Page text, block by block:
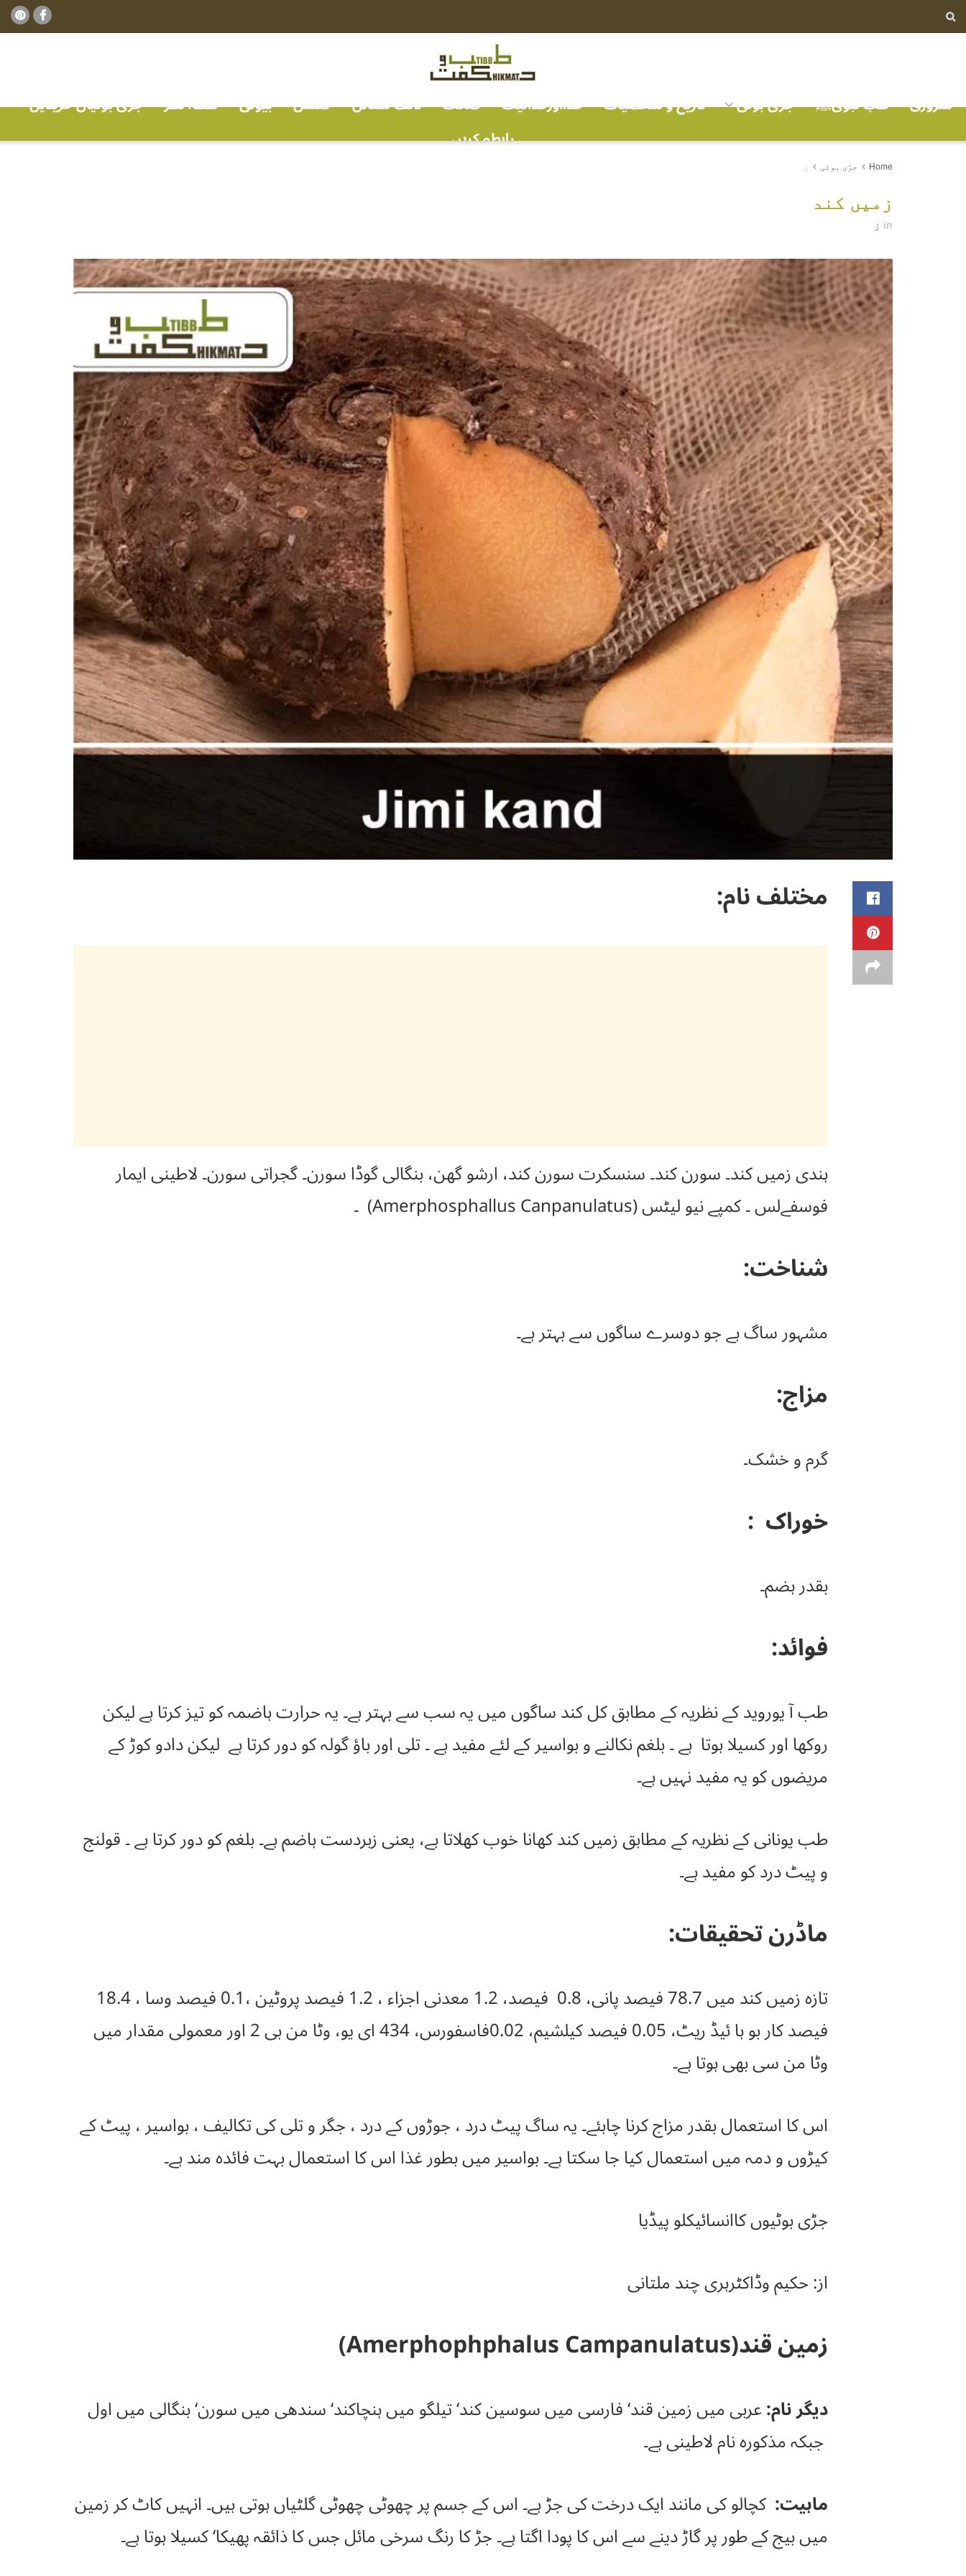
سرورق طب نبویﷺ جڑی بوٹی تاریخ و شخصیات غذااورغذائیت صحت لائف سٹائل فٹنس بیوٹی نقطہ نظر
جڑی بوٹیاں خریدیں
رابطہ کریں
Home جڑی بوٹی ز
زمیں کند
in ز
مختلف نام:
ہندی زمیں کند۔ سورن کند۔ سنسکرت سورن کند، ارشو گھن، بنگالی گوڈا سورن۔ گجراتی سورن۔ لاطینی ایمار
فوسفےلس ۔ کمپے نیو لیٹس (Amerphosphallus Canpanulatus) ۔
شناخت:
مشہور ساگ ہے جو دوسرے ساگوں سے بہتر ہے۔
مزاج:
گرم و خشک۔
خوراک :
بقدر ہضم۔
فوائد:
طب آ یوروید کے نظریہ کے مطابق کل کند ساگوں میں یہ سب سے بہتر ہے۔ یہ حرارت ہاضمہ کو تیز کرتا ہے لیکن
روکھا اور کسیلا ہوتا ہے ۔ بلغم نکالنے و بواسیر کے لئے مفید ہے ۔ تلی اور باؤ گولہ کو دور کرتا ہے لیکن دادو کوڑ کے
مریضوں کو یہ مفید نہیں ہے۔
طب یونانی کے نظریہ کے مطابق زمیں کند کھانا خوب کھلاتا ہے، یعنی زبردست ہاضم ہے۔ بلغم کو دور کرتا ہے ۔ قولنج
و پیٹ درد کو مفید ہے۔
ماڈرن تحقیقات:
تازہ زمیں کند میں 78.7 فیصد پانی، 0.8 فیصد، 1.2 معدنی اجزاء ، 1.2 فیصد پروٹین ،0.1 فیصد وسا ، 18.4
فیصد کار بو ہا ئیڈ ریٹ، 0.05 فیصد کیلشیم، 0.02فاسفورس، 434 ای یو، وٹا من بی 2 اور معمولی مقدار میں
وٹا من سی بھی ہوتا ہے۔
اس کا استعمال بقدر مزاج کرنا چاہئے۔ یہ ساگ پیٹ درد ، جوڑوں کے درد ، جگر و تلی کی تکالیف ، بواسیر ، پیٹ کے
کیڑوں و دمہ میں استعمال کیا جا سکتا ہے۔ بواسیر میں بطور غذا اس کا استعمال بہت فائدہ مند ہے۔
جڑی بوٹیوں کاانسائیکلو پیڈیا
از: حکیم وڈاکٹرہری چند ملتانی
زمین قند(Amerphophphalus Campanulatus)
دیگر نام:عربی میں زمین قند‘ فارسی میں سوسین کند‘ تیلگو میں ہنچاکند‘ سندھی میں سورن‘ بنگالی میں اول
جبکہ مذکورہ نام لاطینی ہے۔
ماہیت: کچالو کی مانند ایک درخت کی جڑ ہے۔ اس کے جسم پر چھوٹی چھوٹی گلٹیاں ہوتی ہیں۔ انہیں کاٹ کر زمین
میں بیج کے طور پر گاڑ دینے سے اس کا پودا اگتا ہے۔ جڑ کا رنگ سرخی مائل جس کا ذائقہ پھیکا‘ کسیلا ہوتا ہے۔